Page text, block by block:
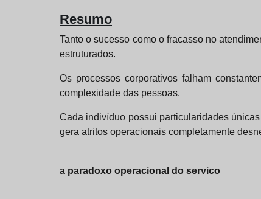
Resumo
Tanto o sucesso como o fracasso no
estruturados.
Os processos corporativos falham
complexidade das pessoas.
Cada indivíduo possui particularidades
gera atritos operacionais completamente
a paradoxo operacional do servico